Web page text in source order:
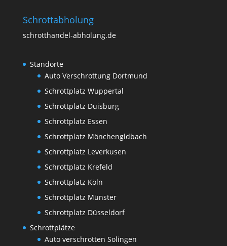
Schrottabholung
schrotthandel-abholung.de
Standorte
Auto Verschrottung Dortmund
Schrottplatz Wuppertal
Schrottplatz Duisburg
Schrottplatz Essen
Schrottplatz Mönchengldbach
Schrottplatz Leverkusen
Schrottplatz Krefeld
Schrottplatz Köln
Schrottplatz Münster
Schrottplatz Düsseldorf
Schrottplätze
Auto verschrotten Solingen